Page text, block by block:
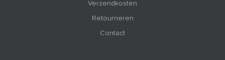
Verzendkosten
Retourneren
Contact